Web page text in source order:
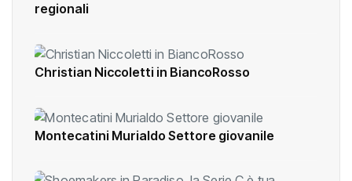
regionali
Christian Niccoletti in BiancoRosso
Montecatini Murialdo Settore giovanile